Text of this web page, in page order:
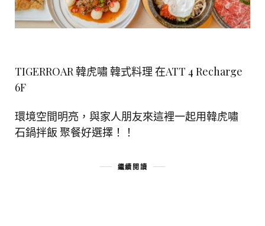
TIGERROAR 韓虎嘯 韓式料理 在ATT 4 Recharge
6F
環境空間明亮，與家人朋友來這裡一起用韓虎嘯
石鍋拌飯 聚餐好選擇！！
繼續閱讀